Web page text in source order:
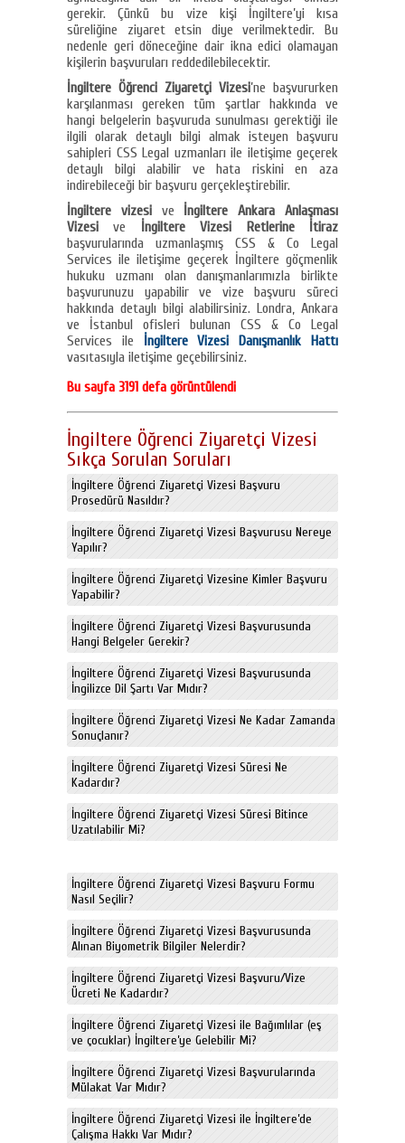
gerekir. Çünkü bu vize kişi İngiltere’yi kısa
süreliğine ziyaret etsin diye verilmektedir. Bu
nedenle geri döneceğine dair ikna edici olamayan
kişilerin başvuruları reddedilebilecektir.
İngiltere Öğrenci Ziyaretçi Vizesi’ne başvururken
karşılanması gereken tüm şartlar hakkında ve
hangi belgelerin başvuruda sunulması gerektiği ile
ilgili olarak detaylı bilgi almak isteyen başvuru
sahipleri CSS Legal uzmanları ile iletişime geçerek
detaylı bilgi alabilir ve hata riskini en aza
indirebileceği bir başvuru gerçekleştirebilir.
İngiltere vizesive İngiltere Ankara Anlaşması
Vizesi ve
İngiltere Vizesi Retlerine İtiraz
başvurularında uzmanlaşmış CSS & Co Legal
Services ile iletişime geçerek İngiltere göçmenlik
hukuku uzmanı olan danışmanlarımızla birlikte
başvurunuzu yapabilir ve vize başvuru süreci
hakkında detaylı bilgi alabilirsiniz. Londra, Ankara
ve İstanbul ofisleri bulunan CSS & Co Legal
Services ile İngiltere Vizesi Danışmanlık Hattı
vasıtasıyla iletişime geçebilirsiniz.
Bu sayfa 3191 defa görüntülendi
İngiltere Öğrenci Ziyaretçi Vizesi
Sıkça Sorulan Soruları
İngiltere Öğrenci Ziyaretçi Vizesi Başvuru
Prosedürü Nasıldır?
İngiltere Öğrenci Ziyaretçi Vizesi Başvurusu Nereye
Yapılır?
İngiltere Öğrenci Ziyaretçi Vizesine Kimler Başvuru
Yapabilir?
İngiltere Öğrenci Ziyaretçi Vizesi Başvurusunda
Hangi Belgeler Gerekir?
İngiltere Öğrenci Ziyaretçi Vizesi Başvurusunda
İngilizce Dil Şartı Var Mıdır?
İngiltere Öğrenci Ziyaretçi Vizesi Ne Kadar Zamanda
Sonuçlanır?
İngiltere Öğrenci Ziyaretçi Vizesi Süresi Ne
Kadardır?
İngiltere Öğrenci Ziyaretçi Vizesi Süresi Bitince
Uzatılabilir Mi?
İngiltere Öğrenci Ziyaretçi Vizesi Başvuru Formu
Nasıl Seçilir?
İngiltere Öğrenci Ziyaretçi Vizesi Başvurusunda
Alınan Biyometrik Bilgiler Nelerdir?
İngiltere Öğrenci Ziyaretçi Vizesi Başvuru/Vize
Ücreti Ne Kadardır?
İngiltere Öğrenci Ziyaretçi Vizesi ile Bağımlılar (eş
ve çocuklar) İngiltere’ye Gelebilir Mi?
İngiltere Öğrenci Ziyaretçi Vizesi Başvurularında
Mülakat Var Mıdır?
İngiltere Öğrenci Ziyaretçi Vizesi ile İngiltere’de
Çalışma Hakkı Var Mıdır?